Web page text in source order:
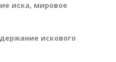
иска, мировое
искового